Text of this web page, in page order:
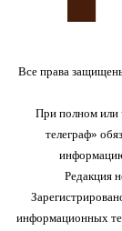
Все права
При полном или
телеграф»
Редакция
информационных